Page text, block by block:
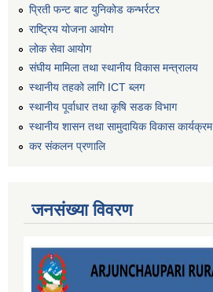
प्रिती फन्ट बाट युनिकोड कन्भर्रटर
राष्ट्रिय योजना आयोग
लोक सेवा आयोग
संघीय मामिला तथा स्थानीय विकास मन्त्रालय
स्थानीय तहको लागि ICT ब्लग
स्थानीय पूर्वाधार तथा कृषि सडक विभाग
स्थानीय शासन तथा सामुदायिक विकास कार्यक्रम
कर स‌ंकलन प्रणालि
जनसंख्या विवरण